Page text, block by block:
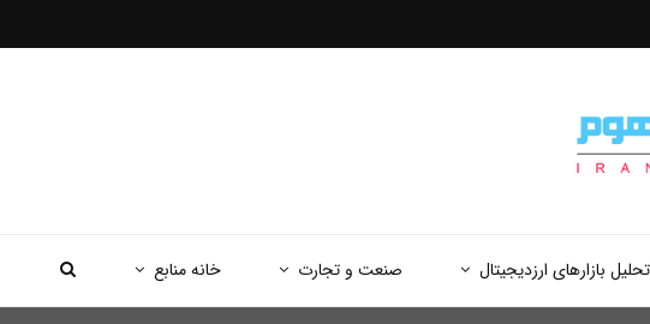
تحلیل بازارهای ارزدیجیتال صنعت و تجارت خانه منابع